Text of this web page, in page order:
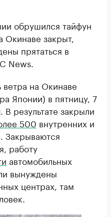
обрушился тайфун
закрыт,
прятаться в
News.
на Окинаве
Японии) в пятницу, 7
результате закрыли
500 внутренних и
Закрываются
работу
автомобильных
вынуждены
центрах, там